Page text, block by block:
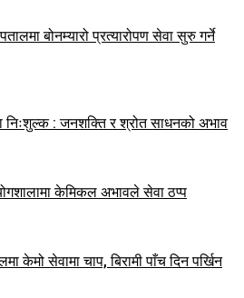
बोनम्यारो प्रत्यारोपण सेवा सुरु गर्ने
निःशुल्क : जनशक्ति र श्रोत साधनको अभाव
केमिकल अभावले सेवा ठप्प
केमो सेवामा चाप, बिरामी पाँच दिन पर्खिन